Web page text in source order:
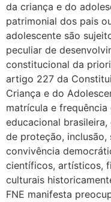
da criança e do
patrimonial dos pais
adolescente são
peculiar de
constitucional da
artigo 227 da
Criança e do
matrícula e
educacional
de proteção, inclusão,
convivência
científicos, artísticos,
culturais
FNE manifesta